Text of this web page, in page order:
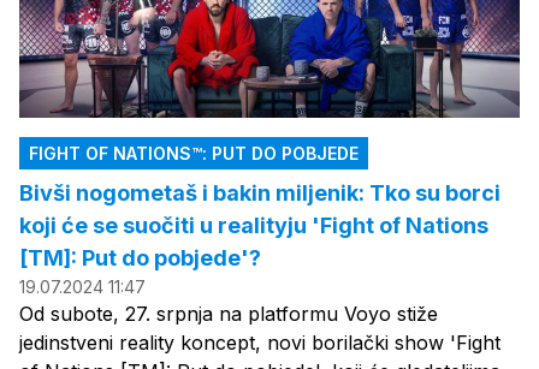
FIGHT OF NATIONS™: PUT DO POBJEDE
Bivši nogometaš i bakin miljenik: Tko su borci
koji će se suočiti u realityju 'Fight of Nations
[TM]: Put do pobjede'?
19.07.2024 11:47
Od subote, 27. srpnja na platformu Voyo stiže
jedinstveni reality koncept, novi borilački show 'Fight